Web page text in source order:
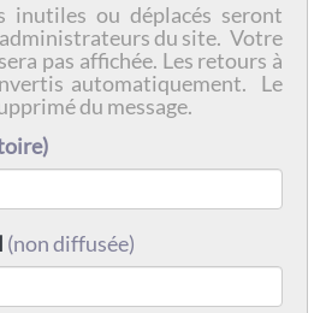
inutiles ou déplacés seront
du site. Votre
pas affichée. Les retours à
automatiquement. Le
du message.
(non diffusée)